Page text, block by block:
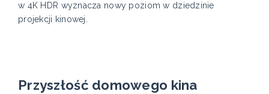
w 4K HDR wyznacza nowy poziom w dziedzinie
projekcji kinowej.
Przyszłość domowego kina